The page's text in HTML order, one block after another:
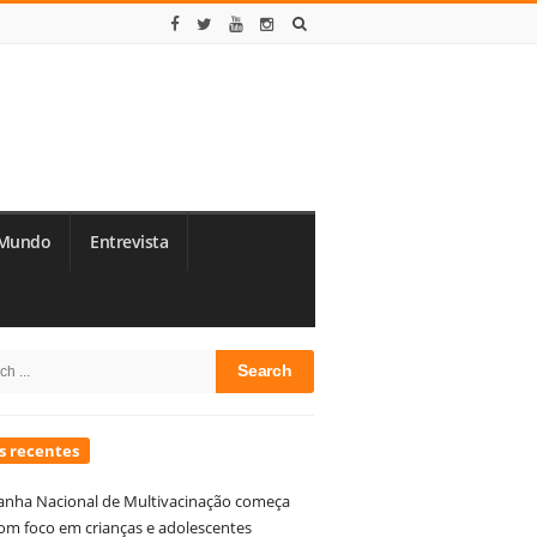
Entrevista
recentes
Nacional de Multivacinação começa
foco em crianças e adolescentes